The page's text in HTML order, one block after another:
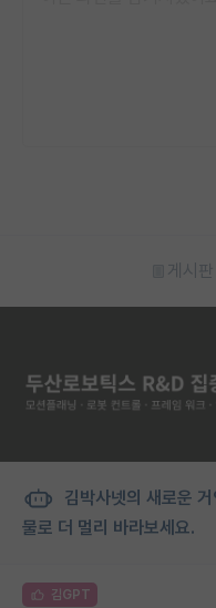
게시
김박사넷의 새로운
물로 더 멀리 바라보세요.
김GPT